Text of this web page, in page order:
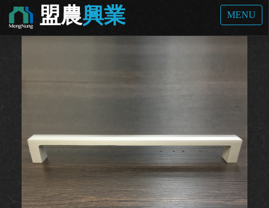
盟農興業 MENU
孔把手 / A307
A307